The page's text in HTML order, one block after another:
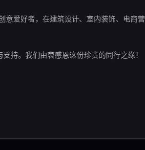
意爱好者，在建筑设计、室内装饰、电商营
持。我们由衷感恩这份珍贵的同行之缘！